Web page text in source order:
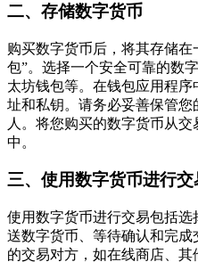
二、存储数字货币
购买数字货币后，将其存储
包”。选择一个安全可靠的数
太坊钱包等。在钱包应用程
址和私钥。请务必妥善保管
人。将您购买的数字货币从
中。
三、使用数字货币进行交
使用数字货币进行交易包括
送数字货币、等待确认和完
的交易对方，如在线商店、